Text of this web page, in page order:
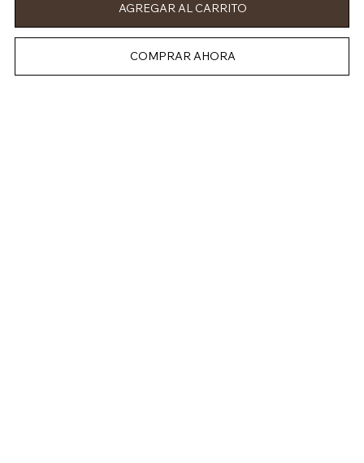
AGREGAR AL CARRITO
COMPRAR AHORA